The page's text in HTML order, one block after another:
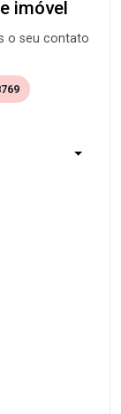
imóvel
o seu contato